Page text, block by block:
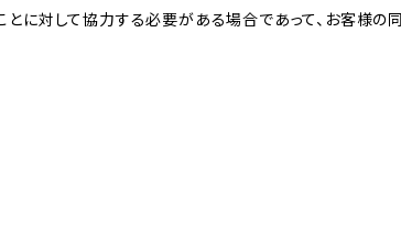
に対して協力する必要がある場合であって、お客様の